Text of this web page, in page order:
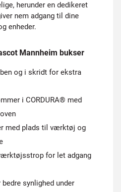
herunder en dedikeret
nem adgang til dine
enheder.
Mannheim bukser
og i skridt for ekstra
i CORDURA® med
med plads til værktøj og
for let adgang
synlighed under